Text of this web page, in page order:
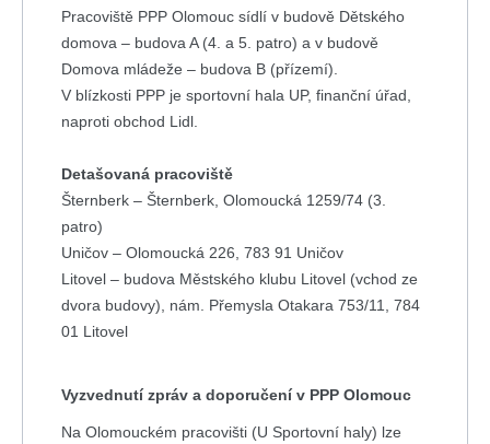
Pracoviště PPP Olomouc sídlí v budově Dětského
domova – budova A (4. a 5. patro) a v budově
Domova mládeže – budova B (přízemí).
V blízkosti PPP je sportovní hala UP, finanční úřad,
naproti obchod Lidl.
Detašovaná pracoviště
Šternberk – Šternberk, Olomoucká 1259/74 (3.
patro)
Uničov – Olomoucká 226, 783 91 Uničov
Litovel – budova Městského klubu Litovel (vchod ze
dvora budovy), nám. Přemysla Otakara 753/11, 784
01 Litovel
Vyzvednutí zpráv a doporučení v PPP Olomouc
Na Olomouckém pracovišti (U Sportovní haly) lze